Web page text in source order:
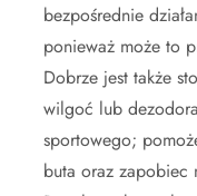
bezpośrednie
ponieważ może to
Dobrze jest także
wilgoć lub
sportowego;
buta oraz zapobiec